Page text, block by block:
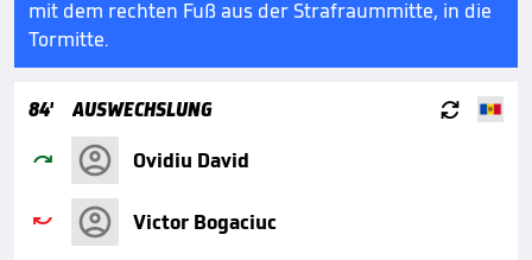
mit dem rechten Fuß aus der Strafraummitte, in die
Tormitte.
84' AUSWECHSLUNG 
 Ovidiu David

Victor Bogaciuc